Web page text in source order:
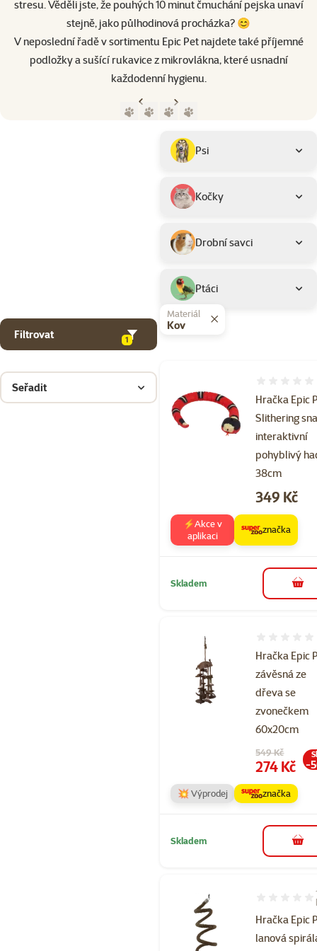
stresu. Věděli jste, že pouhých 10 minut čmuchání pejska unaví
stejně, jako půlhodinová procházka? 😊
V neposlední řadě v sortimentu Epic Pet najdete také příjemné
podložky a sušící rukavice z mikrovlákna, které usnadní
každodenní hygienu.
Předchozí stranaNásledující strana
Podkategorie
Psi
Kočky
Drobní savci
Ptáci
Filtrovat 1
Materiál
Kov
Seřadit
Hračka Epic
Slithering
interaktivní
pohyblivý
38cm
Cena
349 Kč
⚡Akce v
aplikaci
značka
Skladem do
Hračka Epic
závěsná ze
dřeva se
zvonečkem
60x20cm
Původní cena
549 Kč
Cena
274 Kč -
💥 Výprodej značka
Skladem do
Hračka Epic
lanová
Hodnocení